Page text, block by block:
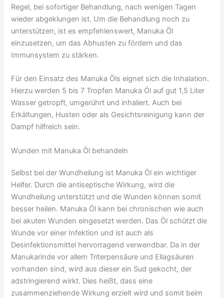
Regel, bei sofortiger Behandlung, nach wenigen Tagen
wieder abgeklungen ist. Um die Behandlung noch zu
unterstützen, ist es empfehlenswert, Manuka Öl
einzusetzen, um das Abhusten zu fördern und das
Immunsystem zu stärken.
Für den Einsatz des Manuka Öls eignet sich die Inhalation.
Hierzu werden 5 bis 7 Tropfen Manuka Öl auf gut 1,5 Liter
Wasser getropft, umgerührt und inhaliert. Auch bei
Erkältungen, Husten oder als Gesichtsreinigung kann der
Dampf hilfreich sein.
Wunden mit Manuka Öl behandeln
Selbst bei der Wundheilung ist Manuka Öl ein wichtiger
Helfer. Durch die antiseptische Wirkung, wird die
Wundheilung unterstützt und die Wunden können somit
besser heilen. Manuka Öl kann bei chronischen wie auch
bei akuten Wunden eingesetzt werden. Das Öl schützt die
Wunde vor einer Infektion und ist auch als
Desinfektionsmittel hervorragend verwendbar. Da in der
Manukarinde vor allem Triterpensäure und Ellagsäuren
vorhanden sind, wird aus dieser ein Sud gekocht, der
adstringierend wirkt. Dies heißt, dass eine
zusammenziehende Wirkung erzielt wird und somit beim